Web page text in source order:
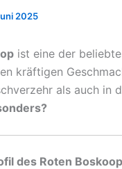
2025
ist eine der
kräftigen
als auch in
des Roten Boskoop